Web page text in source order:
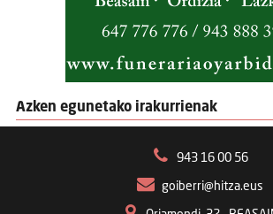
Azken egunetako irakurrienak
943 16 00 56
goiberri@hitza.eus